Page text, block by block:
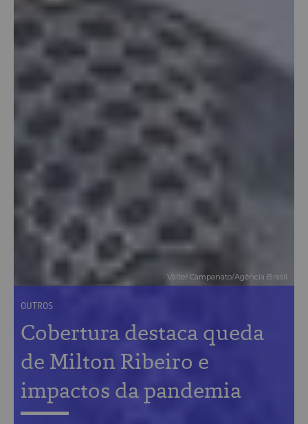
Valter Campanato/Agência Brasil
OUTROS
Cobertura destaca queda
de Milton Ribeiro e
impactos da pandemia